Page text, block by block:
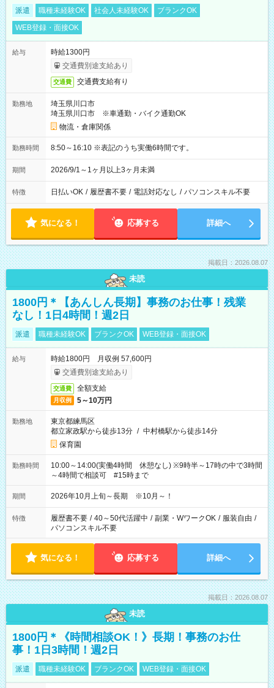
派遣 職種未経験OK 社会人未経験OK
ブランクOK
WEB登録・面接OK
給与
時給1300円
交通費別途支給あり
交通費 交通費支給有り
勤務地
埼玉県川口市
埼玉県川口市 ※車通勤・バイク通勤OK
物流・倉庫関係
勤務時間 8:50～16:10 ※表記のうち実働6時間です。
期間 2026/9/1～1ヶ月以上3ヶ月未満
特徴 日払いOK / 履歴書不要 / 電話対応なし / パソコンスキル不要
気になる！ 応募する 詳細へ
掲載日：2026.08.07
未読
1800円＊【あんしん長期】事務のお仕事！残業
なし！1日4時間！週2日
派遣 職種未経験OK ブランクOK WEB登録・面接OK
給与
時給1800円 月収例 57,600円
交通費別途支給あり
交通費 全額支給
月収例 5～10万円
勤務地
東京都練馬区
都立家政駅から徒歩13分 / 中村橋駅から徒歩14分
保育園
勤務時間
10:00～14:00(実働4時間 休憩なし) ※9時半～17時の中で3時間
～4時間で相談可 #15時まで
期間 2026年10月上旬～長期 ※10月～！
特徴 履歴書不要 / 40～50代活躍中 / 副業・WワークOK / 服装自由 /
パソコンスキル不要
気になる！ 応募する 詳細へ
掲載日：2026.08.07
未読
1800円＊《時間相談OK！》長期！事務のお仕
事！1日3時間！週2日
派遣 職種未経験OK ブランクOK WEB登録・面接OK